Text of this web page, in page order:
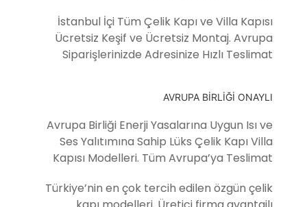
İstanbul İçi Tüm Çelik Kapı ve Villa Kapısı
Ücretsiz Keşif ve Ücretsiz Montaj. Avrupa
Siparişlerinizde Adresinize Hızlı Teslimat
AVRUPA BİRLİĞİ ONAYLI
Avrupa Birliği Enerji Yasalarına Uygun Isı ve
Ses Yalıtımına Sahip Lüks Çelik Kapı Villa
Kapısı Modelleri. Tüm Avrupa’ya Teslimat
Türkiye’nin en çok tercih edilen özgün çelik